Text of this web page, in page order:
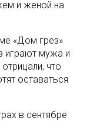
и женой на
«Дом грез»
играют мужа и
что
оставаться
в сентябре